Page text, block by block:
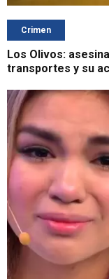
Crimen
Los Olivos:
transportes y su